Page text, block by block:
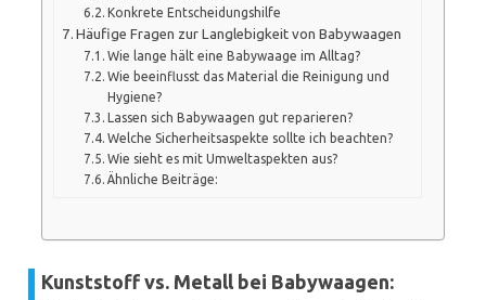
Konkrete Entscheidungshilfe
Häufige Fragen zur Langlebigkeit von Babywaagen
Wie lange hält eine Babywaage im Alltag?
Wie beeinflusst das Material die Reinigung und
Hygiene?
Lassen sich Babywaagen gut reparieren?
Welche Sicherheitsaspekte sollte ich beachten?
Wie sieht es mit Umweltaspekten aus?
Ähnliche Beiträge:
Kunststoff vs. Metall bei Babywaagen: